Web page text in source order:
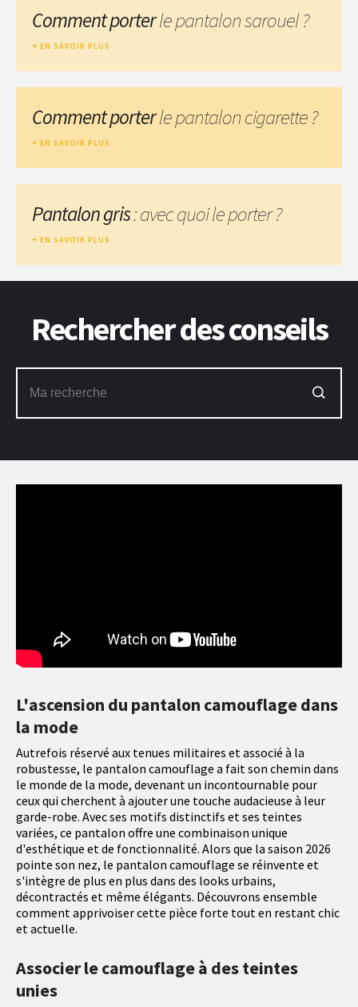
L'ascension du pantalon camouflage dans
la mode
Autrefois réservé aux tenues militaires et associé à la
robustesse, le pantalon camouflage a fait son chemin dans
le monde de la mode, devenant un incontournable pour
ceux qui cherchent à ajouter une touche audacieuse à leur
garde-robe. Avec ses motifs distinctifs et ses teintes
variées, ce pantalon offre une combinaison unique
d'esthétique et de fonctionnalité. Alors que la saison 2026
pointe son nez, le pantalon camouflage se réinvente et
s'intègre de plus en plus dans des looks urbains,
décontractés et même élégants. Découvrons ensemble
comment apprivoiser cette pièce forte tout en restant chic
et actuelle.
Associer le camouflage à des teintes
unies
Comment porterle pantalon sarouel ?
EN SAVOIR PLUS
Comment porterle pantalon cigarette ?
EN SAVOIR PLUS
Pantalon gris: avec quoi le porter ?
EN SAVOIR PLUS
Rechercher des conseils